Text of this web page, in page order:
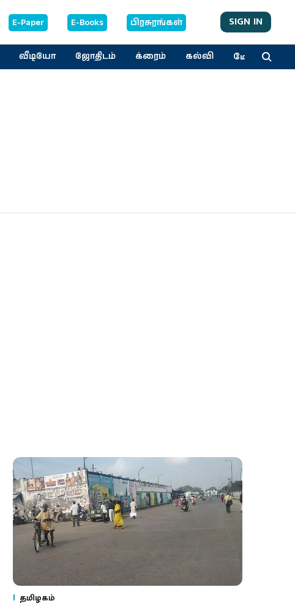
E-Paper E-Books பிரசுரங்கள் SIGN IN
வீடியோ ஜோதிடம் க்ரைம் கல்வி மேலும்
தமிழகம்